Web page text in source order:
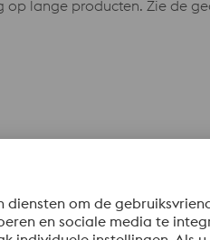
lange producten. Zie de